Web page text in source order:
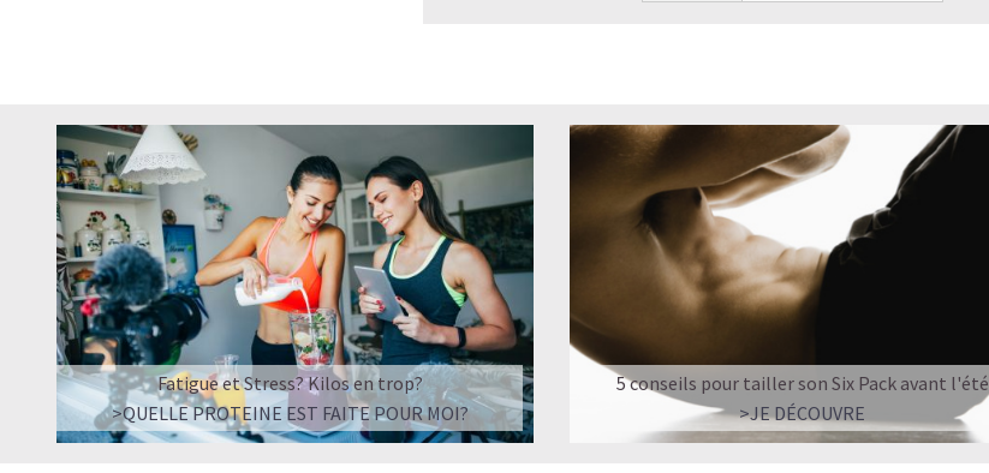
Fatigue et Stress? Kilos en trop?
>QUELLE PROTEINE EST FAITE POUR MOI?
5 conseils pour tailler son Six Pack avant l'été
>JE DÉCOUVRE